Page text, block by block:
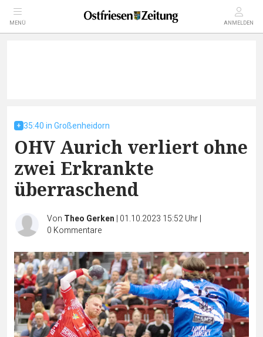
MENÜ ANMELDEN
35:40 in Großenheidorn
OHV Aurich verliert ohne
zwei Erkrankte
überraschend
Von Theo Gerken | 01.10.2023 15:52 Uhr|
0 Kommentare